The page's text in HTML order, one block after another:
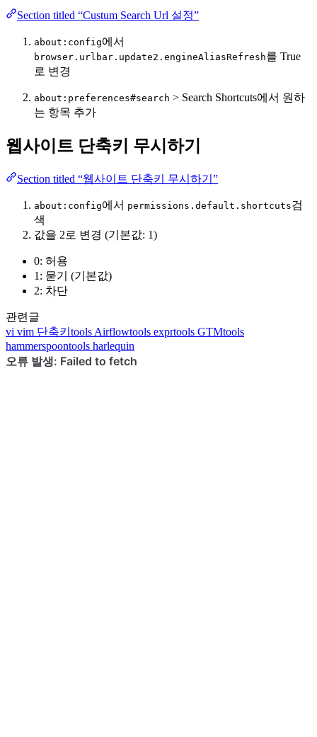
Section titled “Custum Search Url 설정”
about:config에서
browser.urlbar.update2.engineAliasRefresh를 True
로 변경
about:preferences#search > Search Shortcuts에서 원하
는 항목 추가
웹사이트 단축키 무시하기
Section titled “웹사이트 단축키 무시하기”
about:config에서 permissions.default.shortcuts검
색
값을 2로 변경 (기본값: 1)
0: 허용
1: 묻기 (기본값)
2: 차단
관련글
vi vim 단축키 tools Airflowtools exprtools GTMtools
hammerspoontools harlequin